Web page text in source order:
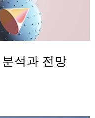
석과 전망